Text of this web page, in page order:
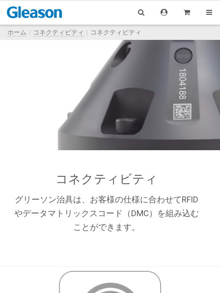
ホーム コネクティビティ コネクティビティ
コネクティビティ
グリーソン治具は、お客様の仕様に合わせてRFID
やデータマトリックスコード（DMC）を組み込む
ことができます。